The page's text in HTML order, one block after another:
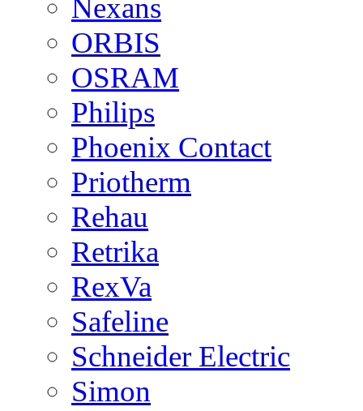
Nexans
ORBIS
OSRAM
Philips
Phoenix Contact
Priotherm
Rehau
Retrika
RexVa
Safeline
Schneider Electric
Simon